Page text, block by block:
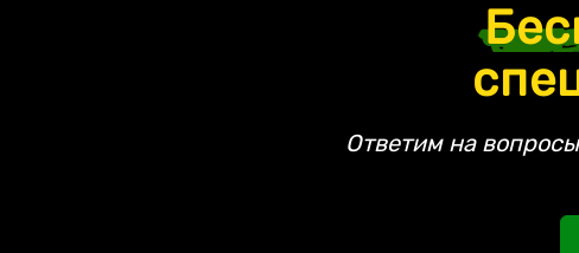
Ответим на